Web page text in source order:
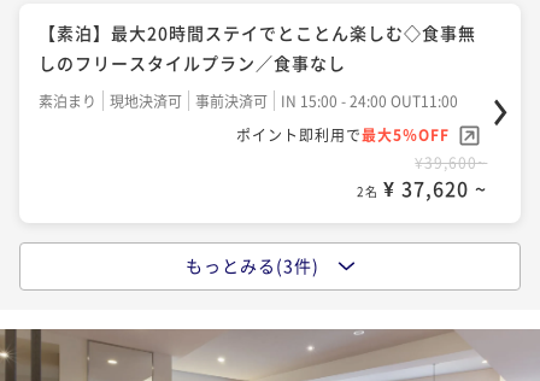
【早期割30】最大10％OFF！30日前迄の予約がお得
（夕朝食：炉端付バイキング）
二食付き 現地決済可 事前決済可
IN 15:00 - 19:00 OUT11:00
ポイント即利用で 最大5％OFF
¥47,520~
2名 ¥ 45,144 ~
【夕食のみ】朝食は朝市などお好きな所で◇朝食不要
でお部屋でゆったり～朝寝坊もOK／1泊夕食
夕食付き 現地決済可 事前決済可
IN 15:00 - 19:00 OUT11:00
ポイント即利用で最大5％OFF
【素泊】最大20時間ステイでとことん楽しむ◇食事無
しのフリースタイルプラン／食事なし
素泊まり 現地決済可 事前決済可
IN 15:00 - 24:00 OUT11:00
ポイント即利用で最大5％OFF
¥39,600~
2名 ¥ 37,620 ~
【朝食のみ】話題の函館朝食◇自慢の海鮮丼や炉端焼
朝食付き 現地決済可 事前決済可
IN 15:00 - 24:00 OUT11:00
もっとみる(3件)